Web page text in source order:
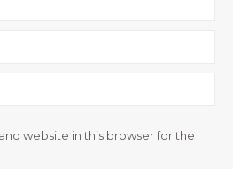
website in this browser for the